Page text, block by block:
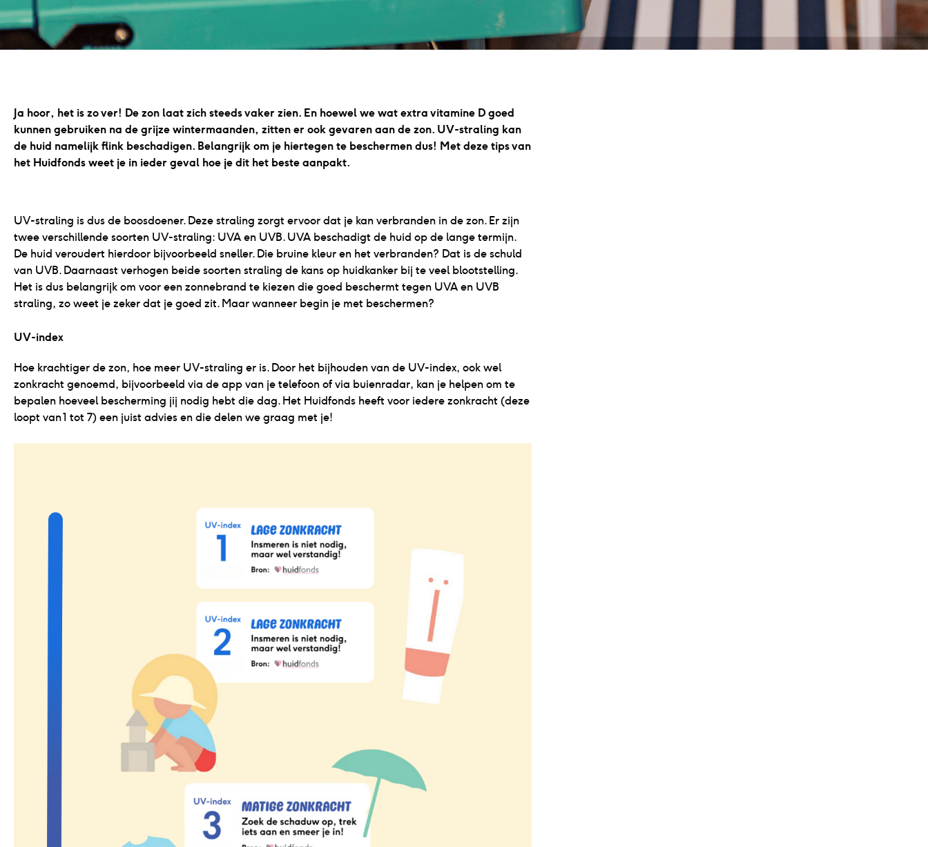
Ja hoor, het is zo ver! De zon laat zich steeds vaker zien. En hoewel we wat extra vitamine D goed
kunnen gebruiken na de grijze wintermaanden, zitten er ook gevaren aan de zon. UV-straling kan
de huid namelijk flink beschadigen. Belangrijk om je hiertegen te beschermen dus! Met deze tips van
het Huidfonds weet je in ieder geval hoe je dit het beste aanpakt.
UV-straling is dus de boosdoener. Deze straling zorgt ervoor dat je kan verbranden in de zon. Er zijn
twee verschillende soorten UV-straling: UVA en UVB. UVA beschadigt de huid op de lange termijn.
De huid veroudert hierdoor bijvoorbeeld sneller. Die bruine kleur en het verbranden? Dat is de schuld
van UVB. Daarnaast verhogen beide soorten straling de kans op huidkanker bij te veel blootstelling.
Het is dus belangrijk om voor een zonnebrand te kiezen die goed beschermt tegen UVA en UVB
UV-index
Hoe krachtiger de zon, hoe meer UV-straling er is. Door het bijhouden van de UV-index, ook wel
zonkracht genoemd, bijvoorbeeld via de app van je telefoon of via buienradar, kan je helpen om te
bepalen hoeveel bescherming jij nodig hebt die dag. Het Huidfonds heeft voor iedere zonkracht (deze